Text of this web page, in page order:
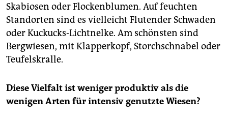
Skabiosen oder Flockenblumen. Auf feuchten
Standorten sind es vielleicht Flutender Schwaden
oder Kuckucks-Lichtnelke. Am schönsten sind
Bergwiesen, mit Klapperkopf, Storchschnabel oder
Teufelskralle.
Diese Vielfalt ist weniger produktiv als die
wenigen Arten für intensiv genutzte Wiesen?